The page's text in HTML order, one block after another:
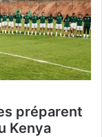
préparent
Kenya